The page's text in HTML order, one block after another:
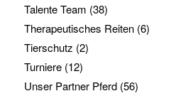
Talente Team (38)
Therapeutisches Reiten(6)
Tierschutz (2)
Turniere(12)
Unser Partner Pferd(56)